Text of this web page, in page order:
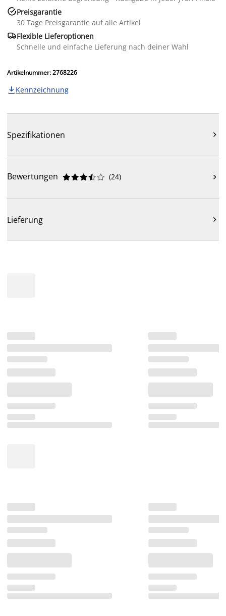
Preisgarantie
30 Tage Preisgarantie auf alle Artikel
Flexible Lieferoptionen
Schnelle und einfache Lieferung nach deiner Wahl
Artikelnummer: 2768226
 Kennzeichnung
Spezifikationen 
Bewertungen 




 (24) 
Lieferung 